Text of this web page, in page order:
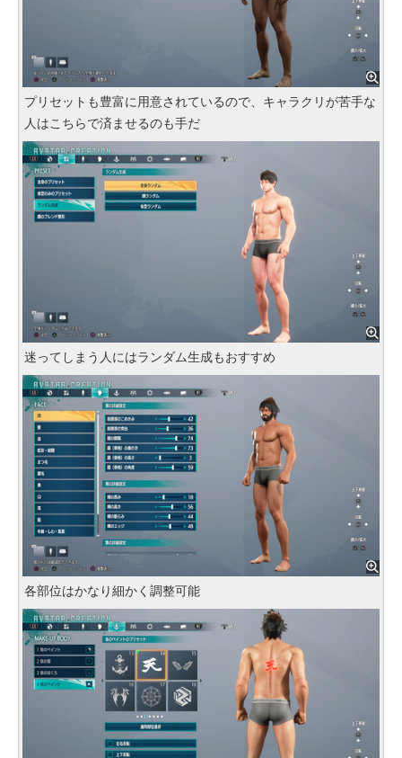
プリセットも豊富に用意されているので、キャラクリが苦手な
人はこちらで済ませるのも手だ
迷ってしまう人にはランダム生成もおすすめ
各部位はかなり細かく調整可能